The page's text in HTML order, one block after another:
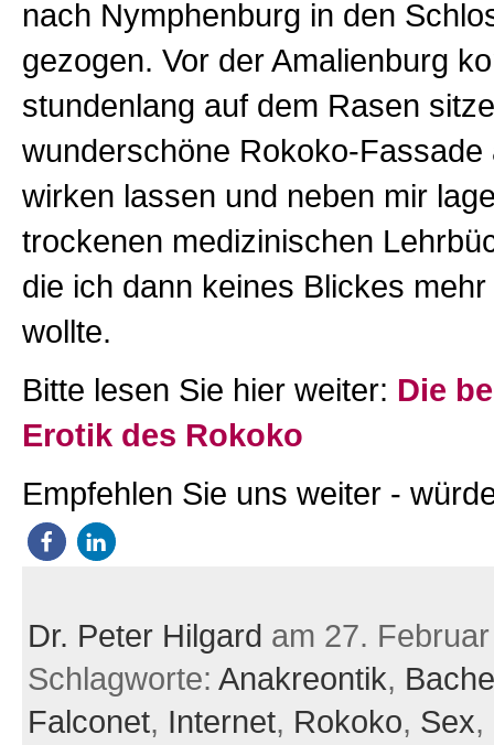
nach Nymphenburg in den
gezogen. Vor der Amalienburg
stundenlang auf dem Rasen
wunderschöne Rokoko-Fassade
wirken lassen und neben mir
trockenen medizinischen
die ich dann keines Blickes
wollte.
Bitte lesen Sie hier weiter: Die
Erotik des Rokoko
Empfehlen Sie uns weiter -
Dr. Peter Hilgard am 27.
Schlagworte: Anakreontik,
Falconet, Internet, Rokoko, Sex,